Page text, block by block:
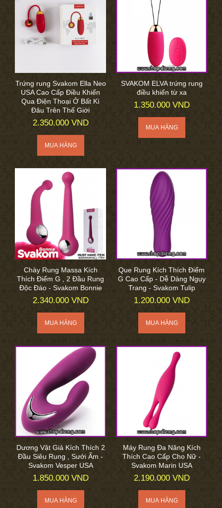
Trứng rung Svakom Ella Neo
USA Cao Cấp Điều Khiển
Qua Điện Thoại Ở Bất Kì
Đâu Trên Thế Giới
2.350.000 VND
SVAKOM ELVA trứng rung
điều khiển từ xa
1.350.000 VND
Chày Rung Massa Kích
Thích Điểm G , 2 Đầu Rung
Độc Đáo - Svakom Bonnie
2.340.000 VND
Que Rung Kích Thích Điểm
G Cao Cấp - Dễ Dàng Ngụy
Trang - Svakom Tulip
1.200.000 VND
Dương Vật Giả Kích Thích 2
Đầu Siêu Rung , Sưởi Ấm -
Svakom Vesper USA
1.850.000 VND
Máy Rung Đa Năng Kích
Thích Cao Cấp Cho Nữ -
Svakom Marin USA
2.190.000 VND